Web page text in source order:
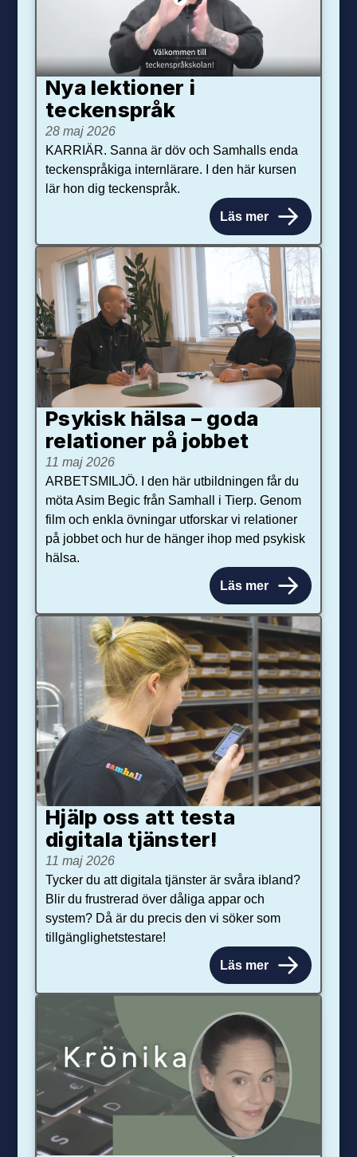
Nya lektioner i
teckenspråk
28 maj 2026
KARRIÄR. Sanna är döv och Samhalls enda
teckenspråkiga internlärare. I den här kursen
lär hon dig teckenspråk.
Läs mer
Psykisk hälsa – goda
relationer på jobbet
11 maj 2026
ARBETSMILJÖ. I den här utbildningen får du
möta Asim Begic från Samhall i Tierp. Genom
film och enkla övningar utforskar vi relationer
på jobbet och hur de hänger ihop med psykisk
hälsa.
Läs mer
Hjälp oss att testa
digitala tjänster!
11 maj 2026
Tycker du att digitala tjänster är svåra ibland?
Blir du frustrerad över dåliga appar och
system? Då är du precis den vi söker som
tillgänglighetstestare!
Läs mer